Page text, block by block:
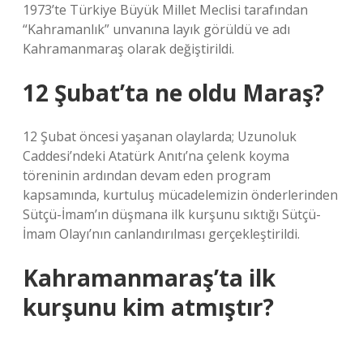
1973’te Türkiye Büyük Millet Meclisi tarafından
“Kahramanlık” unvanına layık görüldü ve adı
Kahramanmaraş olarak değiştirildi.
12 Şubat’ta ne oldu Maraş?
12 Şubat öncesi yaşanan olaylarda; Uzunoluk
Caddesi’ndeki Atatürk Anıtı’na çelenk koyma
töreninin ardından devam eden program
kapsamında, kurtuluş mücadelemizin önderlerinden
Sütçü-İmam’ın düşmana ilk kurşunu sıktığı Sütçü-
İmam Olayı’nın canlandırılması gerçekleştirildi.
Kahramanmaraş’ta ilk
kurşunu kim atmıştır?